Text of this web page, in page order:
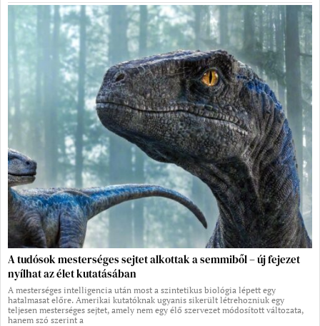
A tudósok mesterséges sejtet alkottak a semmiből – új fejezet
nyílhat az élet kutatásában
A mesterséges intelligencia után most a szintetikus biológia lépett egy
hatalmasat előre. Amerikai kutatóknak ugyanis sikerült létrehozniuk egy
teljesen mesterséges sejtet, amely nem egy élő szervezet módosított változata,
hanem szó szerint a